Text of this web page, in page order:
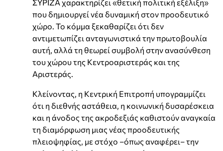
ΣΥΡΙΖΑ χαρακτηρίζει «θετική πολιτική εξέλιξη»
που δημιουργεί νέα δυναμική στον προοδευτικό
χώρο. Το κόμμα ξεκαθαρίζει ότι δεν
αντιμετωπίζει ανταγωνιστικά την πρωτοβουλία
αυτή, αλλά τη θεωρεί συμβολή στην ανασύνθεση
του χώρου της Κεντροαριστεράς και της
Αριστεράς.
Κλείνοντας, η Κεντρική Επιτροπή υπογραμμίζει
ότι η διεθνής αστάθεια, η κοινωνική δυσαρέσκεια
και η άνοδος της ακροδεξιάς καθιστούν αναγκαία
τη διαμόρφωση μιας νέας προοδευτικής
πλειοψηφίας, με στόχο –όπως αναφέρει– την